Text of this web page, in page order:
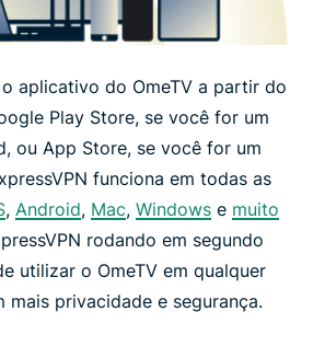
aplicativo do OmeTV a partir do
Play Store, se você for um
ou App Store, se você for um
funciona em todas as
, Android, Mac, Windowse muito
rodando em segundo
utilizar o OmeTV em qualquer
mais privacidade e segurança.